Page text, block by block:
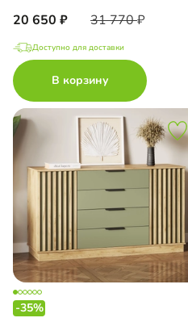
20 650 31 770
Доступно для доставки
В корзину
-35%